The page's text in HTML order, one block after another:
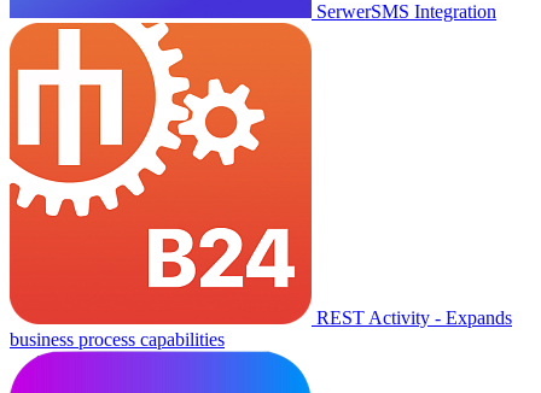
SerwerSMS Integration
REST Activity - Expands
business process capabilities